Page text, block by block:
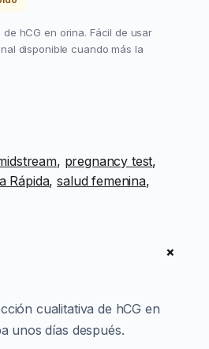
hCG en orina. Fácil de usar
disponible cuando más la
, pregnancy test
Rápida, salud femenina
+
cualitativa de hCG en
unos días después.